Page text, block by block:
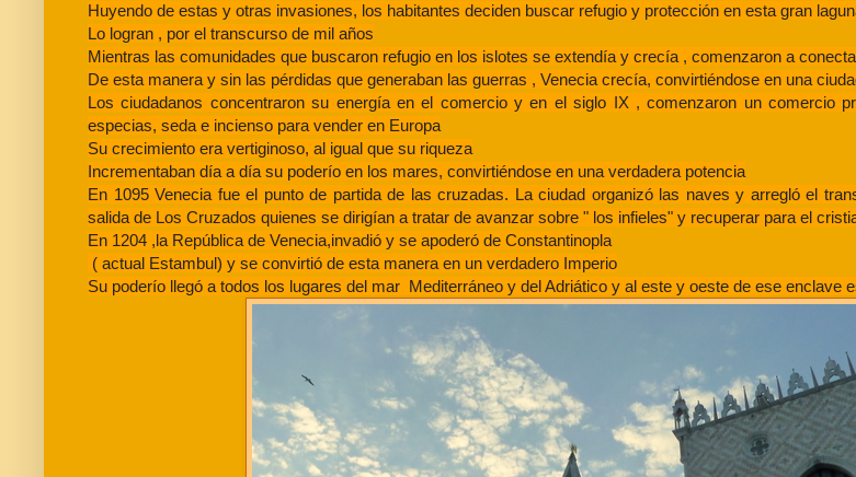
Huyendo de estas y otras invasiones, los habitantes deciden buscar refugio y protección en esta gran
Lo logran , por el transcurso de mil años
Mientras las comunidades que buscaron refugio en los islotes se extendía y crecía , comenzaron a
De esta manera y sin las pérdidas que generaban las guerras , Venecia crecía, convirtiéndose en una
Los ciudadanos concentraron su energía en el comercio y en el siglo IX , comenzaron un comercio
especias, seda e incienso para vender en Europa
Su crecimiento era vertiginoso, al igual que su riqueza
Incrementaban día a día su poderío en los mares, convirtiéndose en una verdadera potencia
En 1095 Venecia fue el punto de partida de las cruzadas. La ciudad organizó las naves y arregló el
salida de Los Cruzados quienes se dirigían a tratar de avanzar sobre " los infieles" y recuperar para el
En 1204 ,la República de Venecia,invadió y se apoderó de Constantinopla
( actual Estambul) y se convirtió de esta manera en un verdadero Imperio
Su poderío llegó a todos los lugares del mar Mediterráneo y del Adriático y al este y oeste de ese enclave